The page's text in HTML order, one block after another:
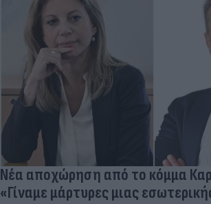
Νέα αποχώρηση από το κόμμα
«Γίναμε μάρτυρες μιας